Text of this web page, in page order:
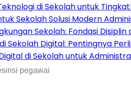
pegawai
di Sekolah untuk
Sekolah Solusi Modern
Sekolah: Fondasi Disiplin
Sekolah Digital: Pentingnya
di Sekolah untuk